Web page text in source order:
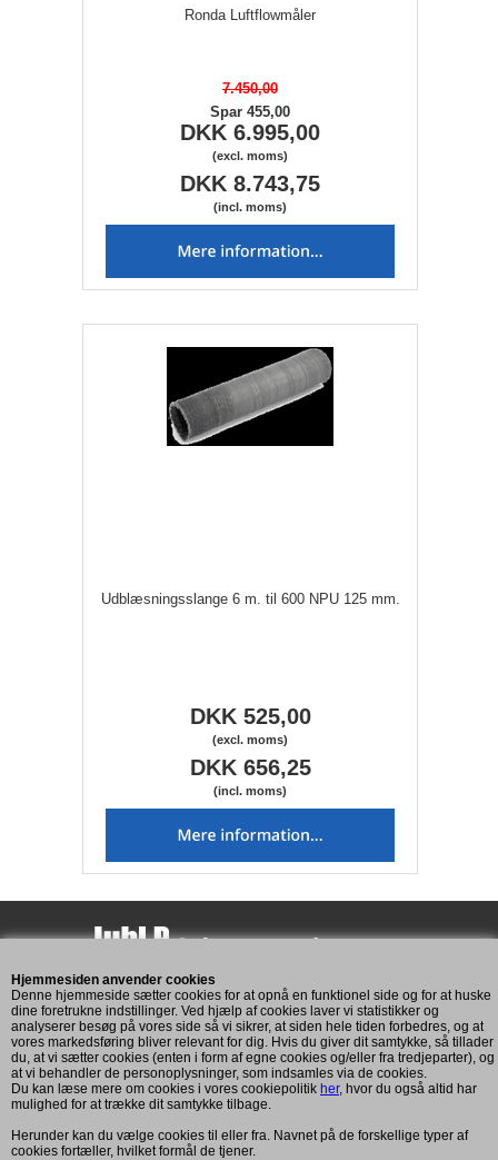
Hjemmesiden anvender cookies
Denne hjemmeside sætter cookies for at opnå en funktionel side og for at huske
dine foretrukne indstillinger. Ved hjælp af cookies laver vi statistikker og
analyserer besøg på vores side så vi sikrer, at siden hele tiden forbedres, og at
vores markedsføring bliver relevant for dig. Hvis du giver dit samtykke, så tillader
du, at vi sætter cookies (enten i form af egne cookies og/eller fra tredjeparter), og
at vi behandler de personoplysninger, som indsamles via de cookies.
Du kan læse mere om cookies i vores cookiepolitik her, hvor du også altid har
mulighed for at trække dit samtykke tilbage.
Herunder kan du vælge cookies til eller fra. Navnet på de forskellige typer af
cookies fortæller, hvilket formål de tjener.
Ronda Luftflowmåler
7.450,00
Spar 455,00
DKK 6.995,00
(excl. moms)
DKK 8.743,75
(incl. moms)
Udblæsningsslange 6 m. til 600 NPU 125 mm.
DKK 525,00
(excl. moms)
DKK 656,25
(incl. moms)
Assensvej 193
5771 Stenstrup
CVR: 11269893
Kundeservice
Mandag til fredag: 7:00 - 16:00
Telefon: +45 2083 6101